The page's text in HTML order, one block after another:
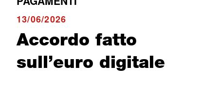
13/06/2026
Accordo fatto
sull’euro digitale